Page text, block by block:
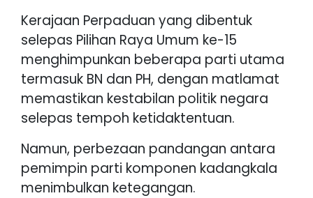
Kerajaan Perpaduan yang dibentuk
selepas Pilihan Raya Umum ke-15
menghimpunkan beberapa parti utama
termasuk BN dan PH, dengan matlamat
memastikan kestabilan politik negara
selepas tempoh ketidaktentuan.
Namun, perbezaan pandangan antara
pemimpin parti komponen kadangkala
menimbulkan ketegangan.